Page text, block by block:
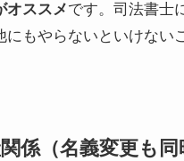
オススメです。司法書士
にもやらないといけない
係（名義変更も